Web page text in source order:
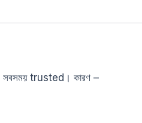
সবসময় trusted। কারণ –